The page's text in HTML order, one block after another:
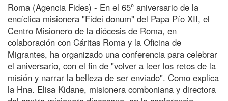
Roma (Agencia Fides) - En el 65º aniversario de la
encíclica misionera "Fidei donum" del Papa Pío XII, el
Centro Misionero de la diócesis de Roma, en
colaboración con Cáritas Roma y la Oficina de
Migrantes, ha organizado una conferencia para celebrar
el aniversario, con el fin de "volver a leer los retos de la
misión y narrar la belleza de ser enviado". Como explica
la Hna. Elisa Kidane, misionera comboniana y directora